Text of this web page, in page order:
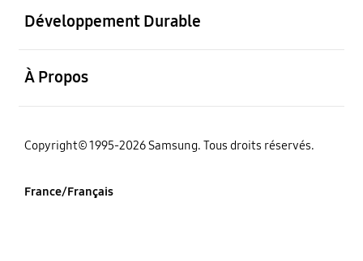
Développement Durable
À Propos
‌Copyright© 1995-2026 Samsung. Tous droits réservés.
France/Français